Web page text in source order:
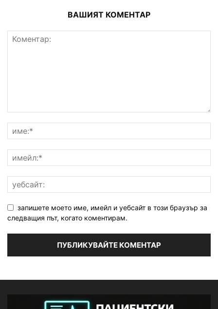
ВАШИЯТ КОМЕНТАР
запишете моето име, имейл и уебсайт в този браузър за
следващия път, когато коментирам.